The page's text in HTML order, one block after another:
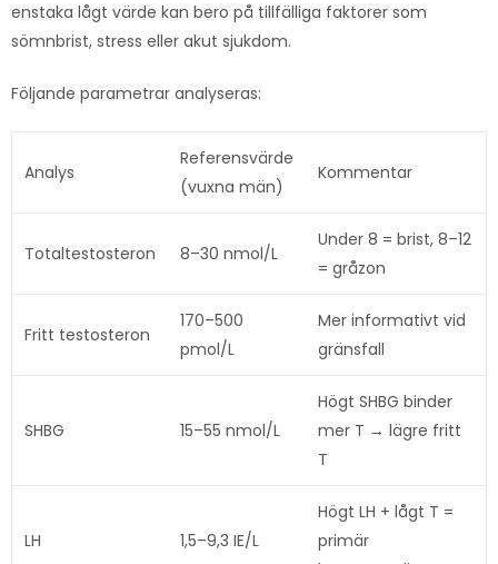
enstaka lågt värde kan bero på tillfälliga faktorer som
sömnbrist, stress eller akut sjukdom.
Följande parametrar analyseras:
Analys
Referensvärde
(vuxna män)
Kommentar
Totaltestosteron 8–30 nmol/L
Under 8 = brist, 8–12
= gråzon
Fritt testosteron
170–500
pmol/L
Mer informativt vid
gränsfall
SHBG 15–55 nmol/L
Högt SHBG binder
mer T → lägre fritt
T
LH 1,5–9,3 IE/L
Högt LH + lågt T =
primär